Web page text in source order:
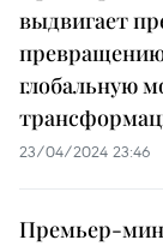
выдвигает
глобальную
23/04/2024 23:46
Премьер-